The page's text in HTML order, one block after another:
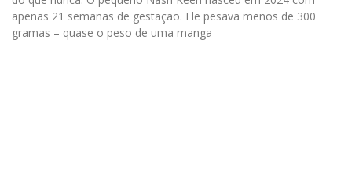
apenas 21 semanas de gestação. Ele pesava menos de 300
gramas – quase o peso de uma manga